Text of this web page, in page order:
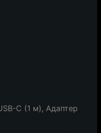
C (1 м), Адаптер